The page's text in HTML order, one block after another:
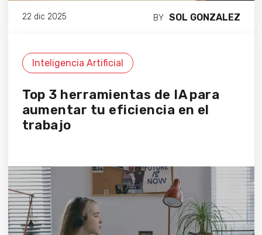
22 dic 2025 BY SOL GONZALEZ
Inteligencia Artificial
Top 3 herramientas de IA para
aumentar tu eficiencia en el
trabajo